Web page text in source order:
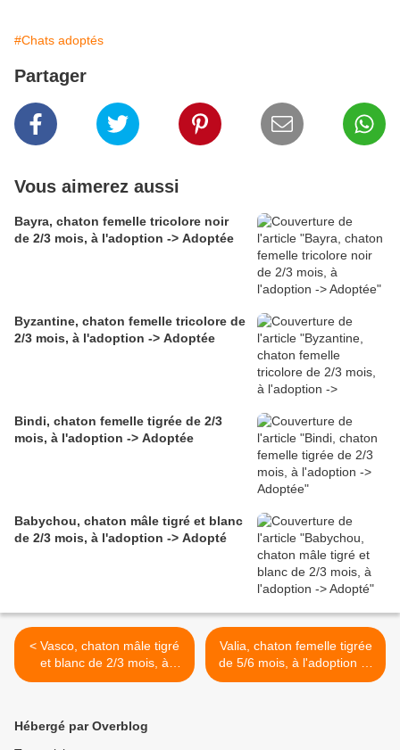
#Chats adoptés
Partager
Vous aimerez aussi
Bayra, chaton femelle tricolore noir
de 2/3 mois, à l'adoption -> Adoptée
Byzantine, chaton femelle tricolore de
2/3 mois, à l'adoption -> Adoptée
Bindi, chaton femelle tigrée de 2/3
mois, à l'adoption -> Adoptée
Babychou, chaton mâle tigré et blanc
de 2/3 mois, à l'adoption -> Adopté
< Vasco, chaton mâle tigré
et blanc de 2/3 mois, à
l'adoption -> adopté
Valia, chaton femelle tigrée
de 5/6 mois, à l'adoption ->
adoptée >
Hébergé par Overblog